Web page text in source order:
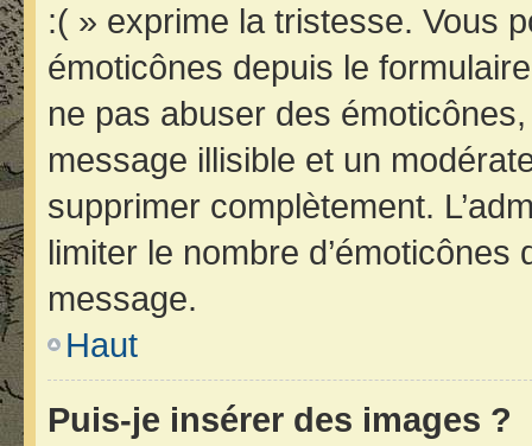
:( » exprime la tristesse. Vous
émoticônes depuis le
ne pas abuser des
message illisible et un
supprimer complètement.
limiter le nombre
message.
Haut
Puis-je insérer des images ?